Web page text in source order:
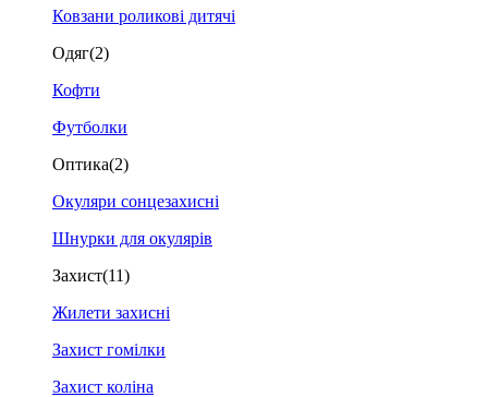
Ковзани роликові дитячі
Одяг(2)
Кофти
Футболки
Оптика(2)
Окуляри сонцезахисні
Шнурки для окулярів
Захист(11)
Жилети захисні
Захист гомілки
Захист коліна